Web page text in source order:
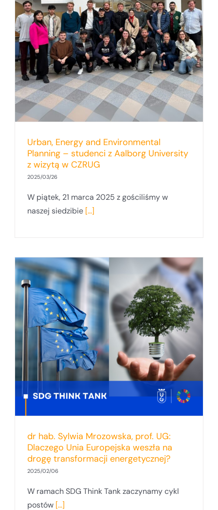
Urban, Energy and Environmental
Planning – studenci z Aalborg University
z wizytą w CZRUG
2025/03/26
W piątek, 21 marca 2025 z gościliśmy w
naszej siedzibie [...]
dr hab. Sylwia Mrozowska, prof. UG:
Dlaczego Unia Europejska weszła na
drogę transformacji energetycznej?
2025/02/06
W ramach SDG Think Tank zaczynamy cykl
postów [...]